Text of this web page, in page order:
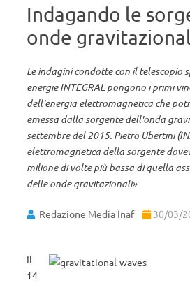
Indagando le
onde
Le indagini condotte con il telescopio
energie INTEGRAL pongono i primi
dell'energia elettromagnetica che
emessa dalla sorgente dell'onda
settembre del 2015. Pietro Ubertini
elettromagnetica della sorgente
milione di volte più bassa di quella
delle onde gravitazionali»
Redazione Media Inaf 30/03/
Il
14